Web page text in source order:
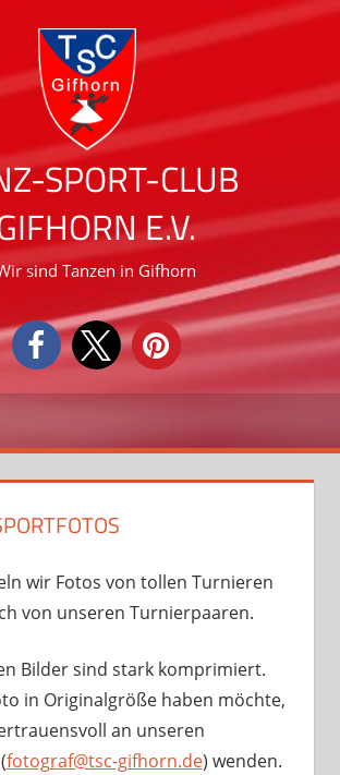
SPORT-CLUB
E.V.
sind Tanzen in Gifhorn
wir Fotos von tollen Turnieren
von unseren Turnierpaaren.
Bilder sind stark komprimiert.
in Originalgröße haben möchte,
an unseren
(fotograf@tsc-gifhorn.de) wenden.